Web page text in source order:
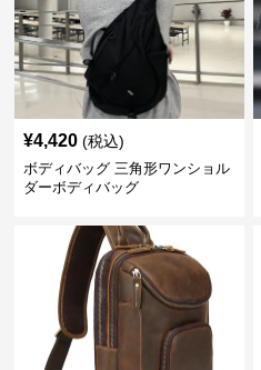
¥4,420 (税込)
ボディバッグ 三角形ワンショル
ダーボディバッグ